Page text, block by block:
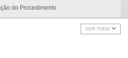
do Procedimento
VER TUDO